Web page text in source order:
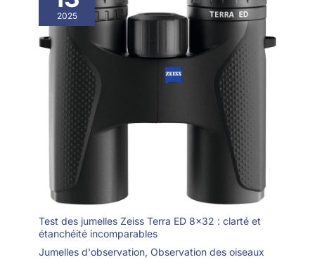
2025
Test des jumelles Zeiss Terra ED 8×32 : clarté et
étanchéité incomparables
Jumelles d'observation, Observation des oiseaux